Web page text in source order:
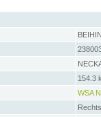
154.3
WSA